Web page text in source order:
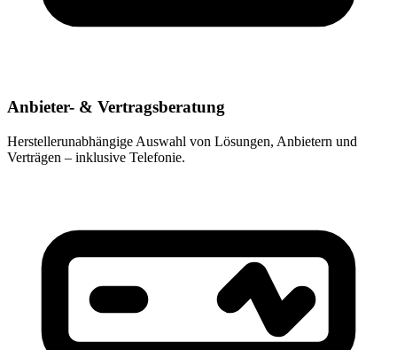
Anbieter- & Vertragsberatung
Herstellerunabhängige Auswahl von Lösungen, Anbietern und
Verträgen – inklusive Telefonie.